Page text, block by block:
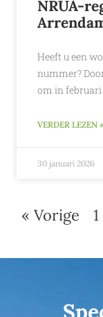
NRUA-
Heeft u een
nummer?
om in februari
VERDER LEZEN »
30 januari 2026
« Vorige 1